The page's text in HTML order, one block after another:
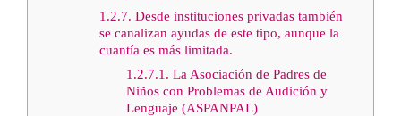
1.2.7. Desde instituciones privadas también
se canalizan ayudas de este tipo, aunque la
cuantía es más limitada.
1.2.7.1. La Asociación de Padres de
Niños con Problemas de Audición y
Lenguaje (ASPANPAL)